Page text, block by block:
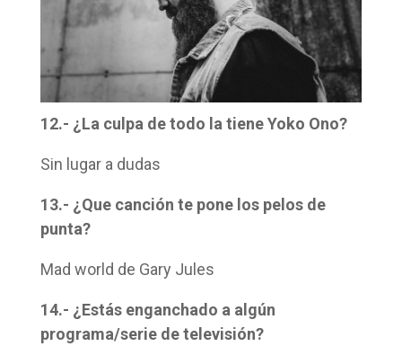
12.- ¿La culpa de todo la tiene Yoko Ono?
Sin lugar a dudas
13.- ¿Que canción te pone los pelos de
punta?
Mad world de Gary Jules
14.- ¿Estás enganchado a algún
programa/serie de televisión?